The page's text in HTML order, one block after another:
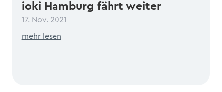
ioki Hamburg fährt weiter
17. Nov. 2021
mehr lesen